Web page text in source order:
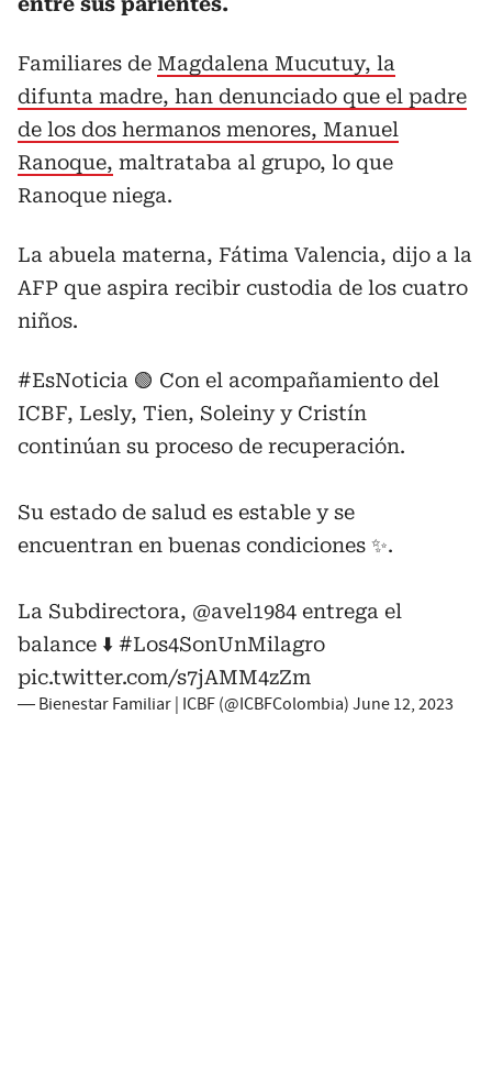
Familiares de Magdalena Mucutuy, la
difunta madre, han denunciado que el padre
de los dos hermanos menores, Manuel
Ranoque, maltrataba al grupo, lo que
Ranoque niega.
La abuela materna, Fátima Valencia, dijo a la
AFP que aspira recibir custodia de los cuatro
niños.
#EsNoticia 🟢 Con el acompañamiento del
ICBF, Lesly, Tien, Soleiny y Cristín
continúan su proceso de recuperación.
Su estado de salud es estable y se
encuentran en buenas condiciones ✨.
La Subdirectora, @avel1984 entrega el
balance ⬇️ #Los4SonUnMilagro
pic.twitter.com/s7jAMM4zZm
— Bienestar Familiar | ICBF (@ICBFColombia) June 12, 2023